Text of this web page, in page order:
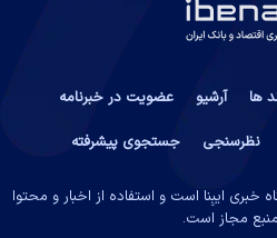
ها آرشیو
عضویت در خبرنامه
نظرسنجی جستجوی پیشرفته
خبری ایبِنا است و استفاده از اخبار و محتوا
مجاز است.